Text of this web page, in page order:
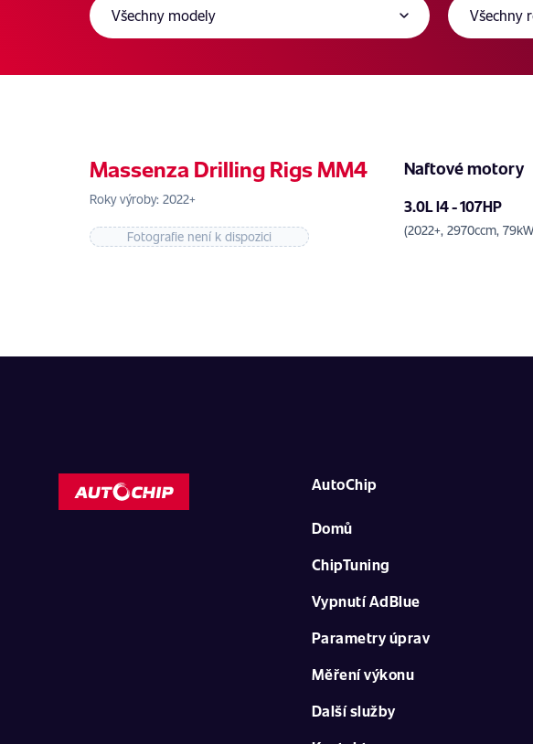
Massenza Drilling Rigs MM4
Roky výroby: 2022+
Fotografie není k dispozici
Naftové motory
3.0L l4 - 107HP
(2022+, 2970ccm,
AutoChip
Domů
ChipTuning
Vypnutí AdBlue
Parametry úprav
Měření výkonu
Další služby